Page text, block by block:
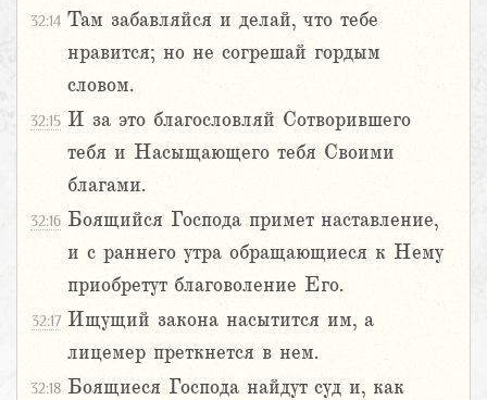
32:14 Там забавляйся и делай, что тебе
нравится; но не согрешай гордым
словом.
32:15 И за это благословляй Сотворившего
тебя и Насыщающего тебя Своими
благами.
32:16 Боящийся Господа примет наставление,
и с раннего утра обращающиеся к Нему
приобретут благоволение Его.
32:17 Ищущий закона насытится им, а
лицемер преткнется в нем.
32:18 Боящиеся Господа найдут суд и, как